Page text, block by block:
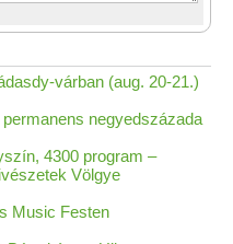
várban (aug. 20-21.)
negyedszázada
4300 program –
Völgye
Music Festen